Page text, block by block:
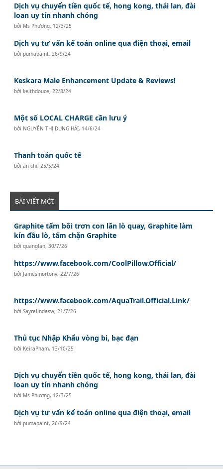
Dịch vụ chuyển tiền quốc tế, hong kong, thái lan, đài
loan uy tín nhanh chóng
bởi Ms Phương, 12/3/25
Dịch vụ tư vấn kế toán online qua điện thoại, email
bởipumapaint, 26/9/24
Keskara Male Enhancement Update & Reviews!
bởikeithdouce, 22/8/24
Một số LOCAL CHARGE cần lưu ý
bởi NGUYỄN THỊ DUNG HẢI, 14/6/24
Thanh toán quốc tế
bởian chi, 25/5/24
BÀI VIẾT MỚI
Graphite tấm bôi trơn con lăn lò quay, Graphite làm
kín đầu lò, tấm chặn Graphite
bởiquanglan,30/7/26
https://www.facebook.com/CoolPillow.Official/
bởi Jamesmortony, 22/7/26
https://www.facebook.com/AquaTrail.Official.Link/
bởiSayrelindasw, 21/7/26
Thủ tục Nhập Khẩu vòng bi, bạc đạn
bởi KeiraPham, 13/10/25
Dịch vụ chuyển tiền quốc tế, hong kong, thái lan, đài
loan uy tín nhanh chóng
bởi Ms Phương, 12/3/25
Dịch vụ tư vấn kế toán online qua điện thoại, email
bởipumapaint, 26/9/24